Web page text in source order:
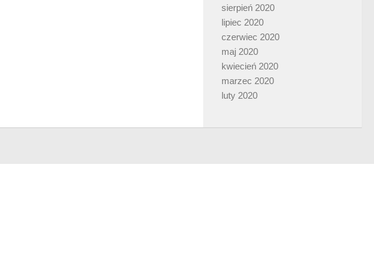
sierpień 2020
lipiec 2020
czerwiec 2020
maj 2020
kwiecień 2020
marzec 2020
luty 2020